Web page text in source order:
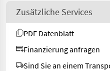
Zusätzliche Services
PDF Datenblatt
Finanzierung anfragen
Sind Sie an einem